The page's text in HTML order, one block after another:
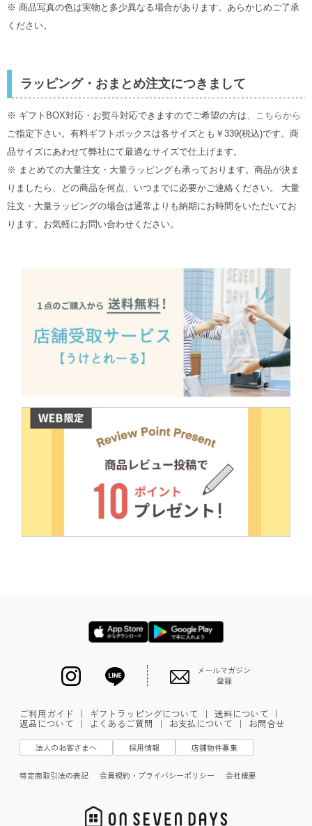
※ 商品写真の色は実物と多少異なる場合があります。あらかじめご了承
ください。
ラッピング・おまとめ注文につきまして
※ ギフトBOX対応・お熨斗対応できますのでご希望の方は、 こちらから
ご指定下さい。有料ギフトボックスは各サイズとも￥339(税込)です。商
品サイズにあわせて弊社にて最適なサイズで仕上げます。
※ まとめての大量注文・大量ラッピングも承っております。商品が決ま
りましたら、どの商品を何点、いつまでに必要かご連絡ください。 大量
注文・大量ラッピングの場合は通常よりも納期にお時間をいただいてお
ります。お気軽にお問い合わせください。
メールマガジン
登録
ご利用ガイド ｜ ギフトラッピングについて ｜ 送料について ｜
返品について ｜ よくあるご質問 ｜ お支払について ｜ お問合せ
法人のお客さまへ 採用情報 店舗物件募集
特定商取引法の表記 会員規約・プライバシーポリシー 会社概要